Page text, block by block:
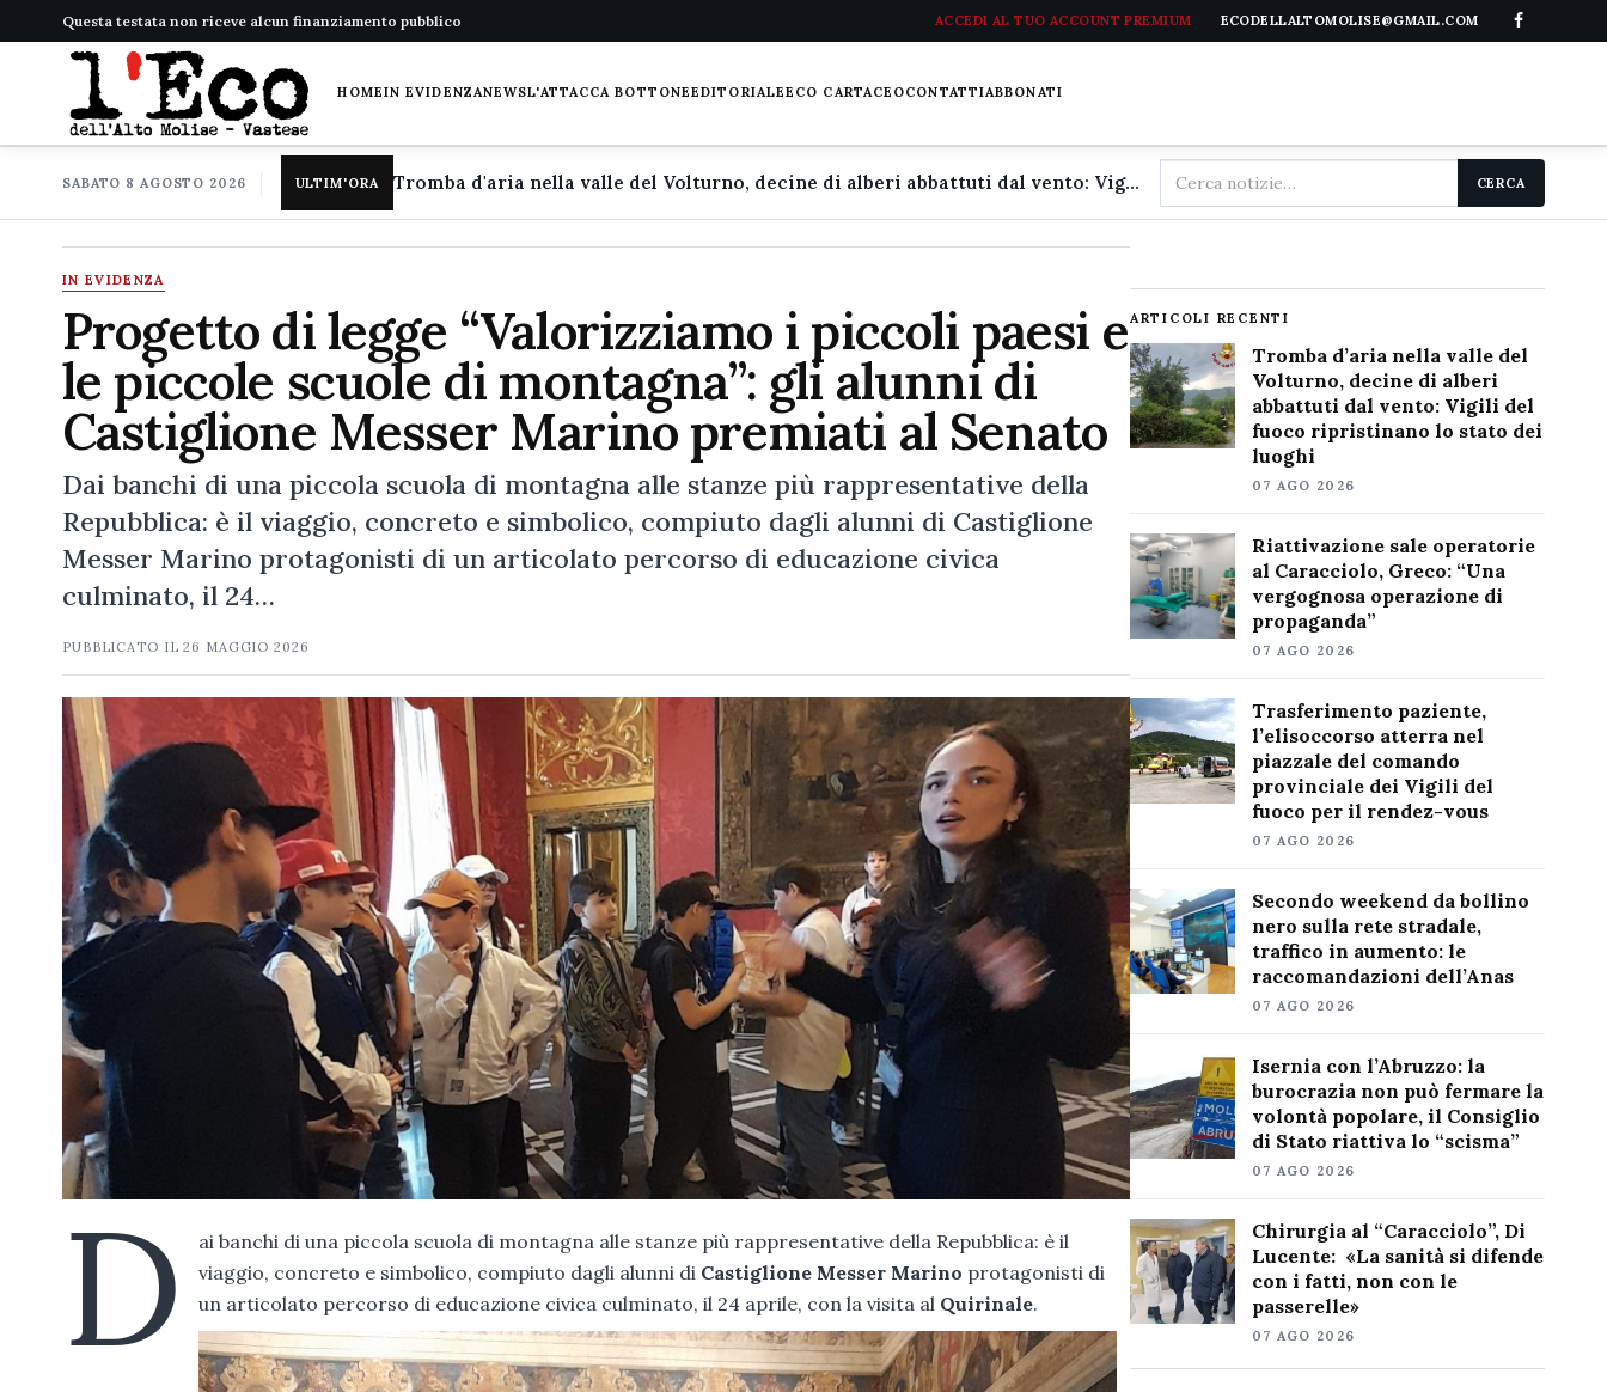
Questa testata non riceve alcun finanziamento pubblico ACCEDI AL TUO ACCOUNT PREMIUM ECODELLALTOMOLISE@GMAIL.COM
HOMEIN EVIDENZANEWSL'ATTACCA BOTTONEEDITORIALEECO CARTACEOCONTATTIABBONATI
SABATO 8 AGOSTO 2026 ULTIM'ORA Tromba d'aria nella valle del Volturno, decine di alberi abbattuti dal vento: Vigili del fuoco ripristinano lo stato dei luoghi
Cerca
nel
CERCA
IN EVIDENZA
Progetto di legge “Valorizziamo i piccoli paesi e
le piccole scuole di montagna”: gli alunni di
Castiglione Messer Marino premiati al Senato
Dai banchi di una piccola scuola di montagna alle stanze più rappresentative della
Repubblica: è il viaggio, concreto e simbolico, compiuto dagli alunni di Castiglione
Messer Marino protagonisti di un articolato percorso di educazione civica
culminato, il 24…
PUBBLICATO IL26 MAGGIO 2026
D
ai banchi di una piccola scuola di montagna alle stanze più rappresentative della Repubblica: è il
viaggio, concreto e simbolico, compiuto dagli alunni di Castiglione Messer Marino protagonisti di
un articolato percorso di educazione civica culminato, il 24 aprile, con la visita al Quirinale.
ARTICOLI RECENTI
Tromba d’aria nella valle del
Volturno, decine di alberi
abbattuti dal vento: Vigili del
fuoco ripristinano lo stato dei
luoghi
07 AGO 2026
Riattivazione sale operatorie
al Caracciolo, Greco: “Una
vergognosa operazione di
propaganda”
07 AGO 2026
Trasferimento paziente,
l’elisoccorso atterra nel
piazzale del comando
provinciale dei Vigili del
fuoco per il rendez-vous
07 AGO 2026
Secondo weekend da bollino
nero sulla rete stradale,
traffico in aumento: le
raccomandazioni dell’Anas
07 AGO 2026
Isernia con l’Abruzzo: la
burocrazia non può fermare la
volontà popolare, il Consiglio
di Stato riattiva lo “scisma”
07 AGO 2026
Chirurgia al “Caracciolo”, Di
Lucente: «La sanità si difende
con i fatti, non con le
passerelle»
07 AGO 2026